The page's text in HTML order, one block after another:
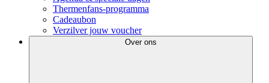
Thermenfans-programma
Cadeaubon
Verzilver jouw voucher
Over ons